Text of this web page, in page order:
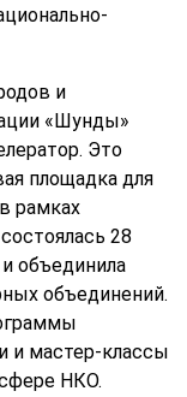
и
«Шунды»
Это
площадка для
рамках
28
объединила
объединений.
и мастер-классы
НКО.